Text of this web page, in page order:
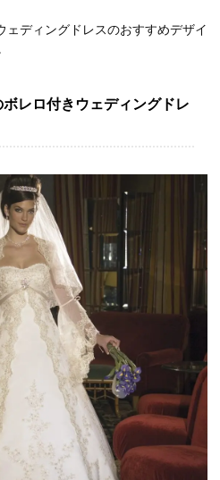
ェディングドレスのおすすめデザイ
ボレロ付きウェディングドレ